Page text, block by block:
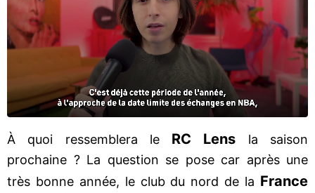
À quoi ressemblera leRC Lens la saison
prochaine ? La question se pose car après une
très bonne année, le club du nord de la France